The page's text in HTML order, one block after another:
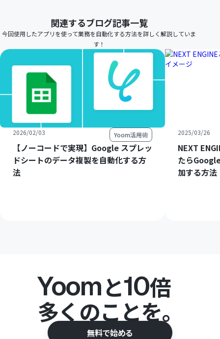
関連するブログ記事一覧
今回使用したアプリを使って業務を自動化する方法を詳しく解説していま
す！
2026/02/03 Yoom活用術
【ノーコードで実現】Google スプレッ
ドシートのデータ複製を自動化する方
法
2025/03/26
NEXT
たら
加する方法
Yoomと10倍
多くのことを。
無料で始める